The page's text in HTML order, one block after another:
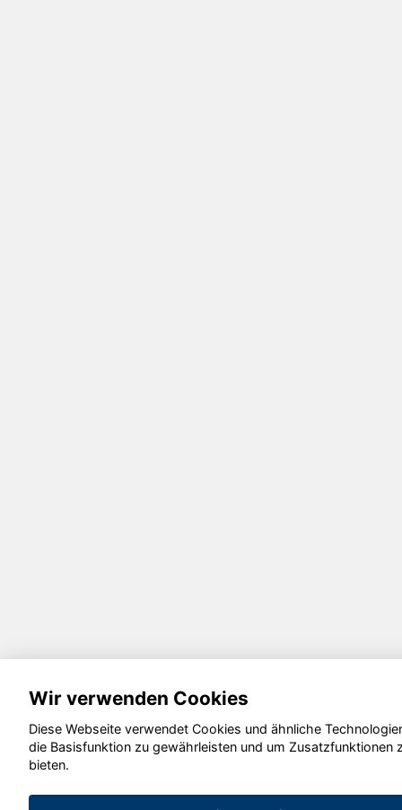
Wir verwenden Cookies
Diese Webseite verwendet Cookies und ähnliche
die Basisfunktion zu gewährleisten und um Zusatzfunktionen
bieten.